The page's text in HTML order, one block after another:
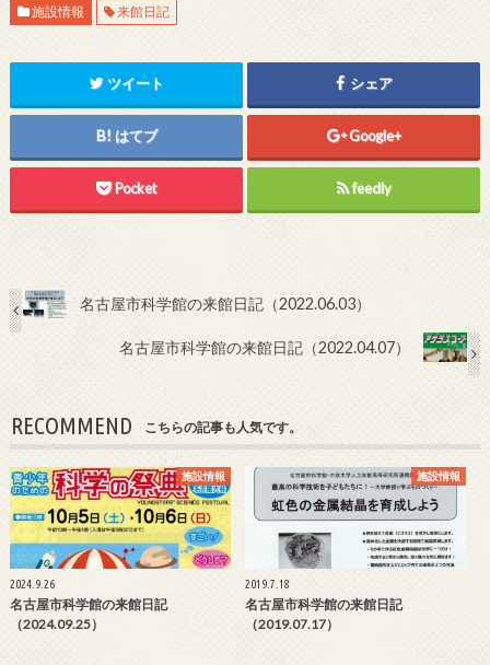
施設情報 来館日記
ツイート シェア
はてブ Google+
Pocket feedly
名古屋市科学館の来館日記（2022.06.03）
名古屋市科学館の来館日記（2022.04.07）
RECOMMEND こちらの記事も人気です。
施設情報
2024.9.26
名古屋市科学館の来館日記
（2024.09.25）
施設情報
2019.7.18
名古屋市科学館の来館日記
（2019.07.17）